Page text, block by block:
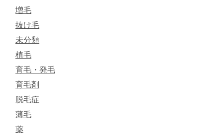
増毛
抜け毛
未分類
植毛
育毛・発毛
育毛剤
脱毛症
薄毛
薬